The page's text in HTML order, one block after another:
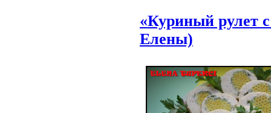
«Куриный рулет
Елены)